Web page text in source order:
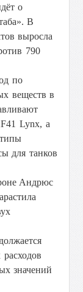
о
В
выросла
790
по
веществ в
Lynx, а
для танков
Андрюс
значений